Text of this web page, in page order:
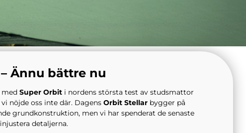
Ännu bättre nu
med Super Orbiti nordens största test av studsmattor
nöjde oss inte där. Dagens Orbit Stellarbygger på
grundkonstruktion, men vi har spenderat de senaste
detaljerna.